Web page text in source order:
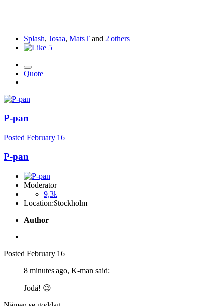
Splash, Josaa, MatsT and 2 others
5
Quote
P-pan
Posted February 16
P-pan
Moderator
9,3k
Location:Stockholm
Author
Posted February 16
8 minutes ago, K-man said:
Jodå! 😉